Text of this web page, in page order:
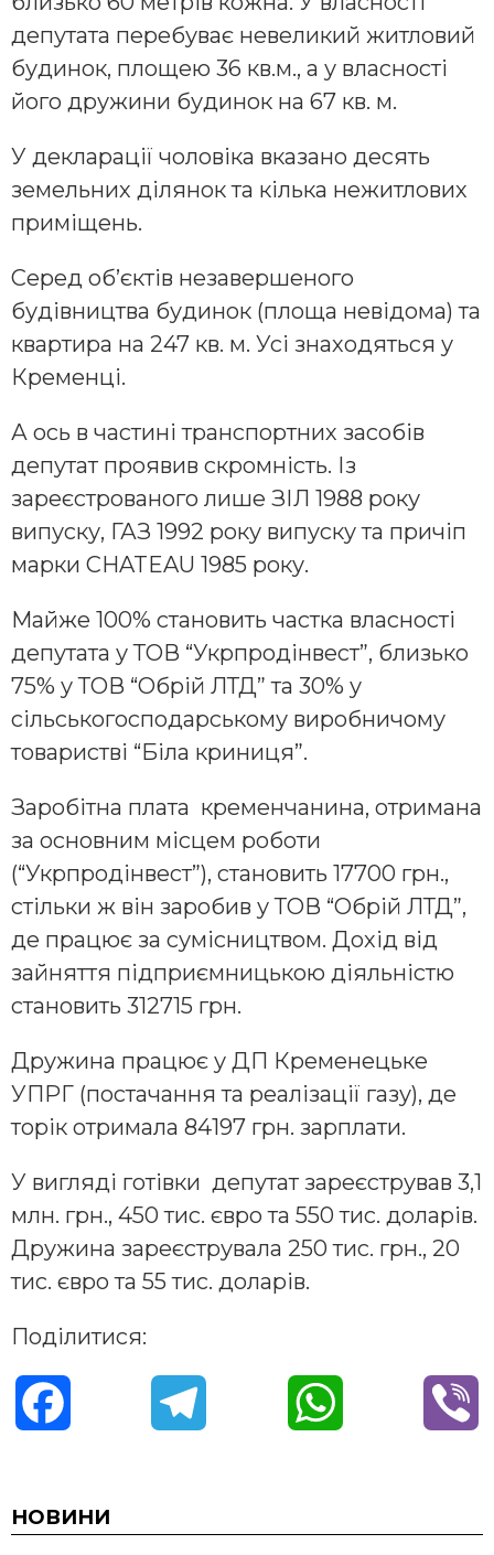
депутата перебуває невеликий житловий
будинок, площею 36 кв.м., а у власності
його дружини будинок на 67 кв. м.
У декларації чоловіка вказано десять
земельних ділянок та кілька нежитлових
приміщень.
Серед об’єктів незавершеного
будівництва будинок (площа невідома) та
квартира на 247 кв. м. Усі знаходяться у
Кременці.
А ось в частині транспортних засобів
депутат проявив скромність. Із
зареєстрованого лише ЗІЛ 1988 року
випуску, ГАЗ 1992 року випуску та причіп
марки CHATEAU 1985 року.
Майже 100% становить частка власності
депутата у ТОВ “Укрпродінвест”, близько
75% у ТОВ “Обрій ЛТД” та 30% у
сільськогосподарському виробничому
товаристві “Біла криниця”.
Заробітна плата кременчанина, отримана
за основним місцем роботи
(“Укрпродінвест”), становить 17700 грн.,
стільки ж він заробив у ТОВ “Обрій ЛТД”,
де працює за сумісництвом. Дохід від
зайняття підприємницькою діяльністю
становить 312715 грн.
Дружина працює у ДП Кременецьке
УПРГ (постачання та реалізації газу), де
торік отримала 84197 грн. зарплати.
У вигляді готівки депутат зареєстрував 3,1
млн. грн., 450 тис. євро та 550 тис. доларів.
Дружина зареєструвала 250 тис. грн., 20
тис. євро та 55 тис. доларів.
Поділитися:
c
НОВИНИ